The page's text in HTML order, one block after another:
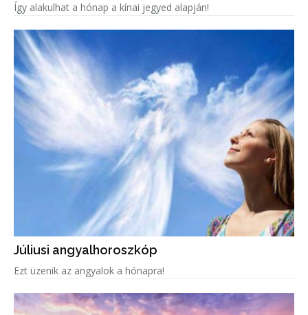
Így alakulhat a hónap a kínai jegyed alapján!
Júliusi angyalhoroszkóp
Ezt üzenik az angyalok a hónapra!